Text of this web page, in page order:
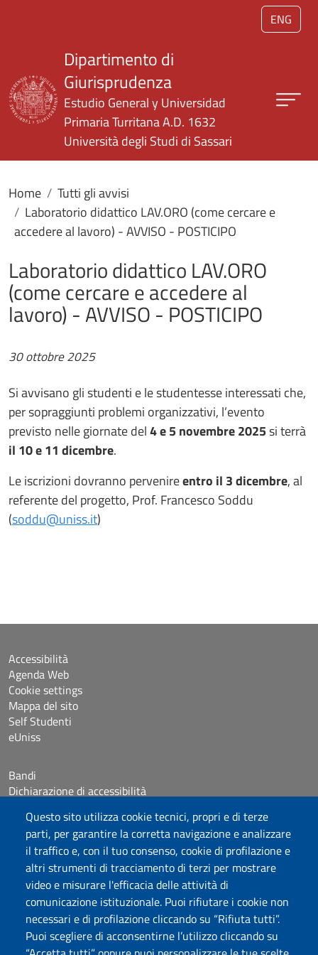
Salta al contenuto principale
ENG
Questo sito utilizza cookie tecnici, propri e di terze
parti, per garantire la corretta navigazione e analizzare
il traffico e, con il tuo consenso, cookie di profilazione e
altri strumenti di tracciamento di terzi per mostrare
video e misurare l'efficacia delle attività di
comunicazione istituzionale. Puoi rifiutare i cookie non
necessari e di profilazione cliccando su “Rifiuta tutti”.
Puoi scegliere di acconsentirne l’utilizzo cliccando su
Dipartimento di
Giurisprudenza
Estudio General y Universidad
Primaria Turritana A.D. 1632
Università degli Studi di Sassari
Home
Tutti gli avvisi
Laboratorio didattico LAV.ORO (come cercare e
accedere al lavoro) - AVVISO - POSTICIPO
Laboratorio didattico LAV.ORO
(come cercare e accedere al
lavoro) - AVVISO - POSTICIPO
30 ottobre 2025
Si avvisano gli studenti e le studentesse interessati che,
per sopraggiunti problemi organizzativi, l’evento
previsto nelle giornate del4 e 5 novembre 2025si terrà
il 10 e 11 dicembre.
Le iscrizioni dovranno pervenireentro il 3 dicembre, al
referente del progetto, Prof. Francesco Soddu
(soddu@uniss.it)
Università degli Studi di Sassari
Dipartimento di Giurisprudenza
Viale Mancini 5, 07100 Sassari
Accessibilità
Agenda Web
Cookie settings
Mappa del sito
Self Studenti
eUniss
Bandi
Dichiarazione di accessibilità
Protocollo
Seguici su